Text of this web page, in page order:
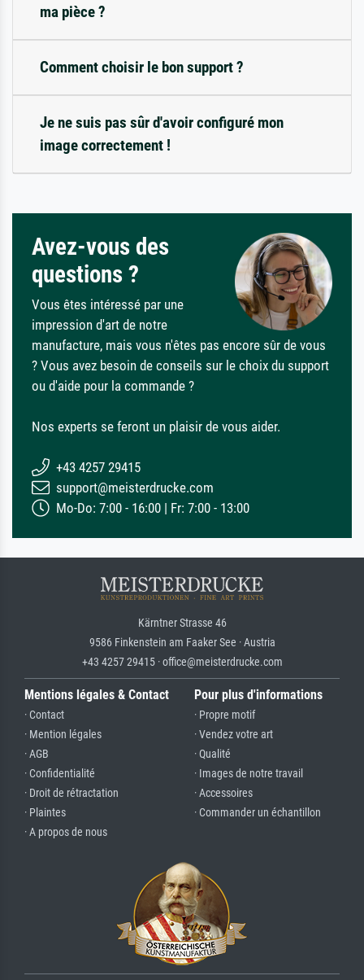
ma pièce ?
Comment choisir le bon support ?
Je ne suis pas sûr d'avoir configuré mon
image correctement !
Avez-vous des
questions ?
Vous êtes intéressé par une
impression d'art de notre
manufacture, mais vous n'êtes pas encore sûr de vous
? Vous avez besoin de conseils sur le choix du support
ou d'aide pour la commande ?
Nos experts se feront un plaisir de vous aider.
+43 4257 29415
support@meisterdrucke.com
Mo-Do: 7:00 - 16:00 | Fr: 7:00 - 13:00
Kärntner Strasse 46
9586 Finkenstein am Faaker See · Austria
+43 4257 29415 · office@meisterdrucke.com
Mentions légales & Contact
· Contact
· Mention légales
· AGB
· Confidentialité
· Droit de rétractation
· Plaintes
· A propos de nous
Pour plus d'informations
· Propre motif
· Vendez votre art
· Qualité
· Images de notre travail
· Accessoires
· Commander un échantillon